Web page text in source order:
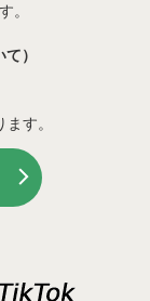
。
）
す。